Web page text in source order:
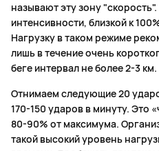
называют эту зону
интенсивности, близкой к
Нагрузку в таком режиме
лишь в течение очень
беге интервал не более 2-3 км.
Отнимаем следующие 20
170-150 ударов в минуту. Это
80-90% от максимума.
такой высокий уровень